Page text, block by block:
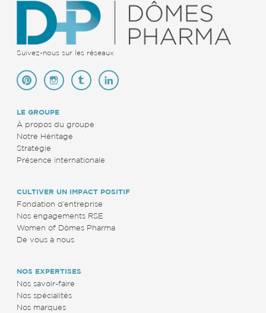
Suivez-nous sur les réseaux
LE GROUPE
À propos du groupe
Notre Héritage
Stratégie
Présence internationale
CULTIVER UN IMPACT POSITIF
Fondation d’entreprise
Nos engagements RSE
Women of Dômes Pharma
De vous à nous
NOS EXPERTISES
Nos savoir-faire
Nos spécialités
Nos marques